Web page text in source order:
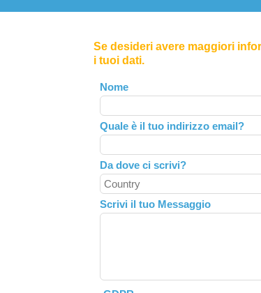
Se desideri avere maggiori
i tuoi dati.
Leave
this
field
blank
Nome
Quale è il tuo indirizzo email?
Da dove ci scrivi?
Scrivi il tuo Messaggio